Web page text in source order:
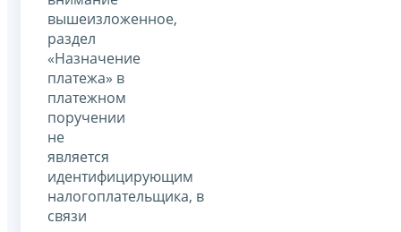
вышеизложенное,
раздел
«Назначение
платежа» в
платежном
поручении
не
является
идентифицирующим
налогоплательщика, в
связи